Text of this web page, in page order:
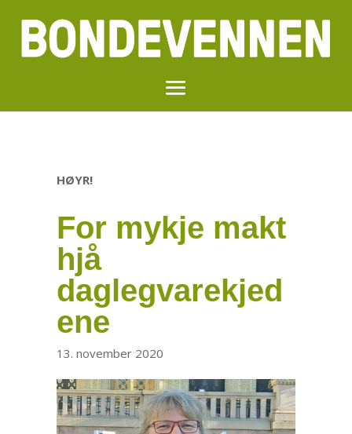
HØYR!
For mykje makt
hjå
daglegvarekjed
ene
13. november 2020